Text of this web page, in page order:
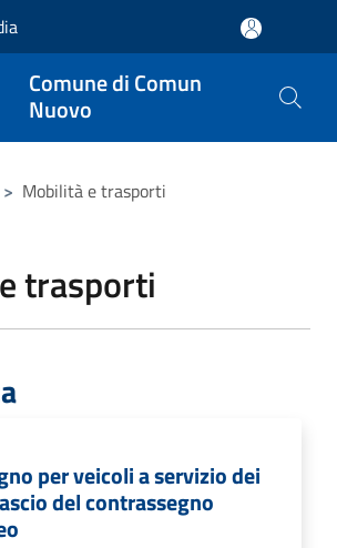
Comune di Comun
Nuovo
> Mobilità e trasporti
trasporti
per veicoli a servizio dei
del contrassegno